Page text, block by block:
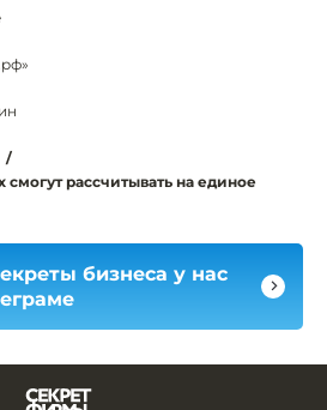
/
рассчитывать на единое
бизнеса у нас